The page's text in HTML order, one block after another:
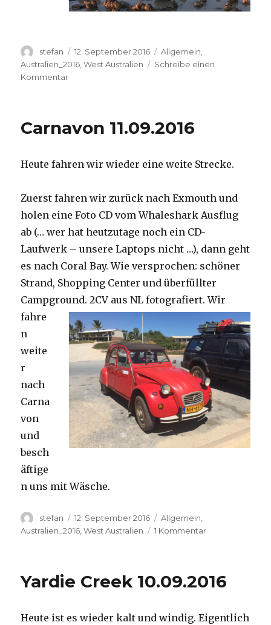
Autor
stefan
Veröffentlicht
am
12. September 2016 Kategorien
Allgemein
Australien_2016 ,West Australien
Schreibe einen
Kommentarzu
Carnavon 11.09.2016
Heute fahren wir wieder eine weite Strecke.
Zuerst fahren wir zurück nach Exmouth und
holen eine Foto CD vom Whaleshark Ausflug
ab (… wer hat heutzutage noch ein CD-
Laufwerk – unsere Laptops nicht …), dann geht
es nach Coral Bay. Wie versprochen: schöner
Strand, Shopping Center und überfüllter
Campground.2CV aus NL fotografiert. Wir
fahre
n
weite
r
nach
Carna
von
und
besch
äftige
n uns mit Wäsche.
Autor
stefan
Veröffentlicht
am
12. September 2016 Kategorien
Allgemein
Australien_2016 ,West Australien 1 Kommentarzu
Yardie Creek 10.09.2016
Heute ist es wieder kalt und windig. Eigentlich